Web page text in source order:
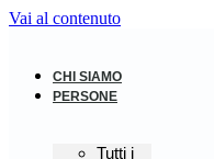
Vai al contenuto
CHI SIAMO
PERSONE
Tutti i